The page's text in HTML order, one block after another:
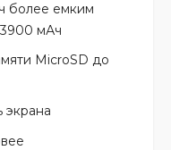
более емким
мАч
MicroSD до
экрана